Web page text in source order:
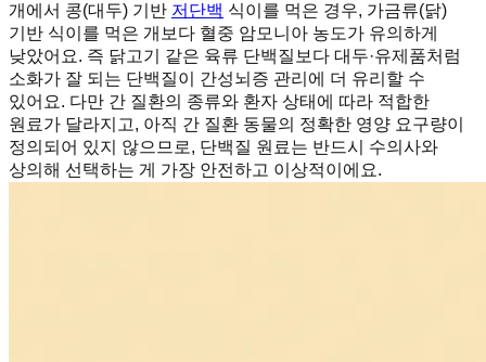
개에서 콩(대두) 기반 저단백 식이를 먹은 경우, 가금류(닭)
기반 식이를 먹은 개보다 혈중 암모니아 농도가 유의하게
낮았어요. 즉 닭고기 같은 육류 단백질보다 대두·유제품처럼
소화가 잘 되는 단백질이 간성뇌증 관리에 더 유리할 수
있어요. 다만 간 질환의 종류와 환자 상태에 따라 적합한
원료가 달라지고, 아직 간 질환 동물의 정확한 영양 요구량이
정의되어 있지 않으므로, 단백질 원료는 반드시 수의사와
상의해 선택하는 게 가장 안전하고 이상적이에요.